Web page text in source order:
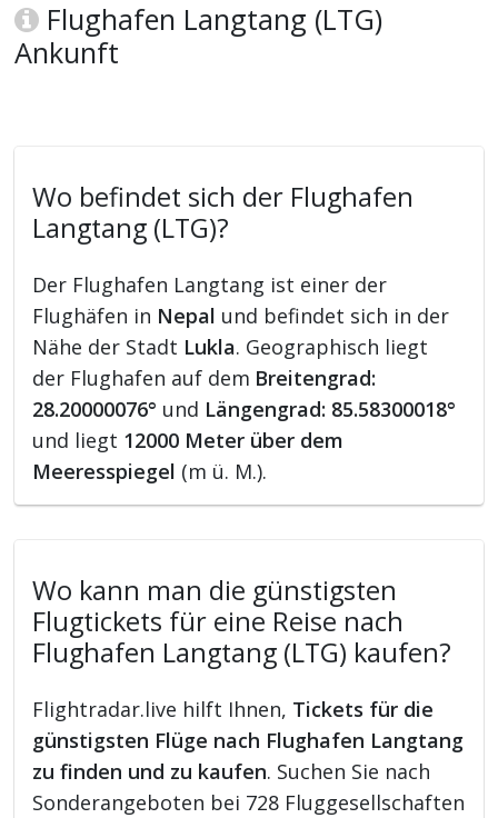
Flughafen Langtang (LTG)
Ankunft
Wo befindet sich der Flughafen
Langtang (LTG)?
Der Flughafen Langtang ist einer der
Flughäfen in Nepal und befindet sich in der
Nähe der Stadt Lukla. Geographisch liegt
der Flughafen auf dem Breitengrad:
28.20000076° und Längengrad: 85.58300018°
und liegt 12000 Meter über dem
Meeresspiegel (m ü. M.).
Wo kann man die günstigsten
Flugtickets für eine Reise nach
Flughafen Langtang (LTG) kaufen?
Flightradar.live hilft Ihnen, Tickets für die
günstigsten Flüge nach Flughafen Langtang
zu finden und zu kaufen. Suchen Sie nach
Sonderangeboten bei 728 Fluggesellschaften